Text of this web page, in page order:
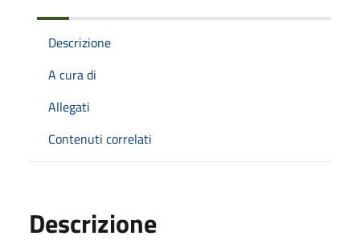
Descrizione
A cura di
Allegati
Contenuti correlati
Descrizione